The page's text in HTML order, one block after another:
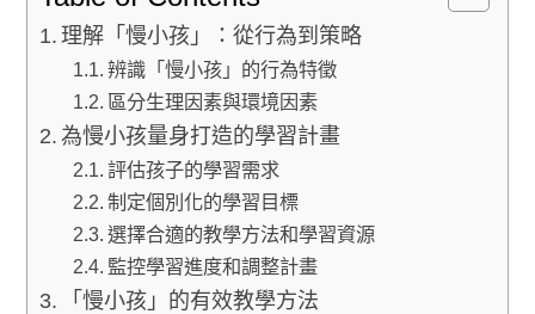
理解「慢小孩」：從行為到策略
辨識「慢小孩」的行為特徵
區分生理因素與環境因素
為慢小孩量身打造的學習計畫
評估孩子的學習需求
制定個別化的學習目標
選擇合適的教學方法和學習資源
監控學習進度和調整計畫
「慢小孩」的有效教學方法